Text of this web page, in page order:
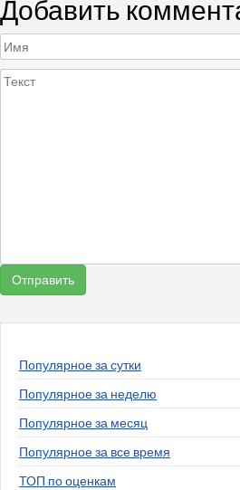
Добавить
Популярное за сутки
Популярное за неделю
Популярное за месяц
Популярное за все время
ТОП по оценкам